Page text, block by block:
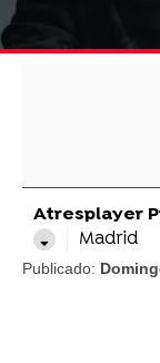
Atresplayer
Madrid
Publicado: